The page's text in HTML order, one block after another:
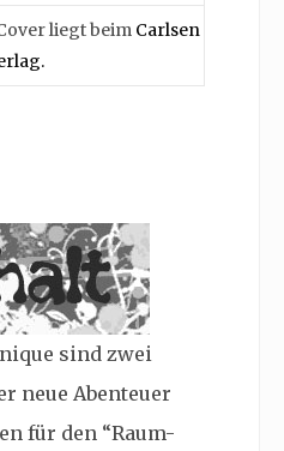
liegt beim Carlsen
sind zwei
neue Abenteuer
für den “Raum-